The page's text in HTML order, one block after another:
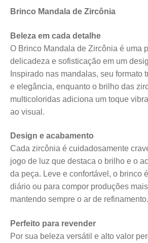
Brinco Mandala de Zircônia
Beleza em cada detalhe
O Brinco Mandala de Zircônia é uma
delicadeza e sofisticação em um
Inspirado nas mandalas, seu formato
e elegância, enquanto o brilho das
multicoloridas adiciona um toque
ao visual.
Design e acabamento
Cada zircônia é cuidadosamente
jogo de luz que destaca o brilho e o
da peça. Leve e confortável, o brinco
diário ou para compor produções
mantendo sempre o ar de refinamento.
Perfeito para revender
Por sua beleza versátil e alto valor